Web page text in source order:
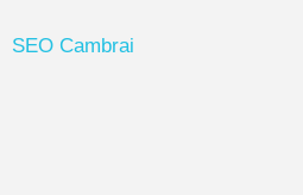
SEO Cambrai